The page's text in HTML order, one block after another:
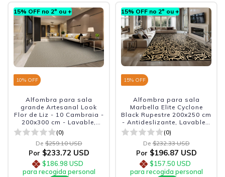
15% OFF no 2º ou +
10% OFF
Alfombra para sala
grande Artesanal Look
Flor de Liz - 10 Cambraia -
200x300 cm - Lavable,
Antideslizante y Duradera
(0)
De $259.10 USD
Por $233.72 USD
$186.98 USD
para recogida personal
15% OFF no 2º ou +
15% OFF
Alfombra para sala
Marbella Elite Cyclone
Black Rupestre 200x250 cm
- Antideslizante, Lavable y
Sofisticada
(0)
De $232.33 USD
Por $196.87 USD
$157.50 USD
para recogida personal